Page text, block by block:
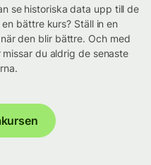
se historiska data upp till de
bättre kurs? Ställ in en
den blir bättre. Och med
du aldrig de senaste